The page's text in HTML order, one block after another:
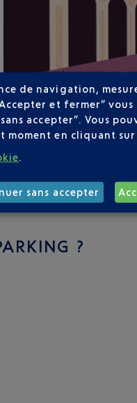
?
de navigation,
et fermer” vous
accepter”. Vous
en cliquant sur
sans accepter